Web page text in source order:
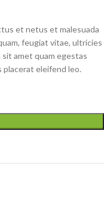
et netus et malesuada
feugiat vitae, ultricies
amet quam egestas
placerat eleifend leo.